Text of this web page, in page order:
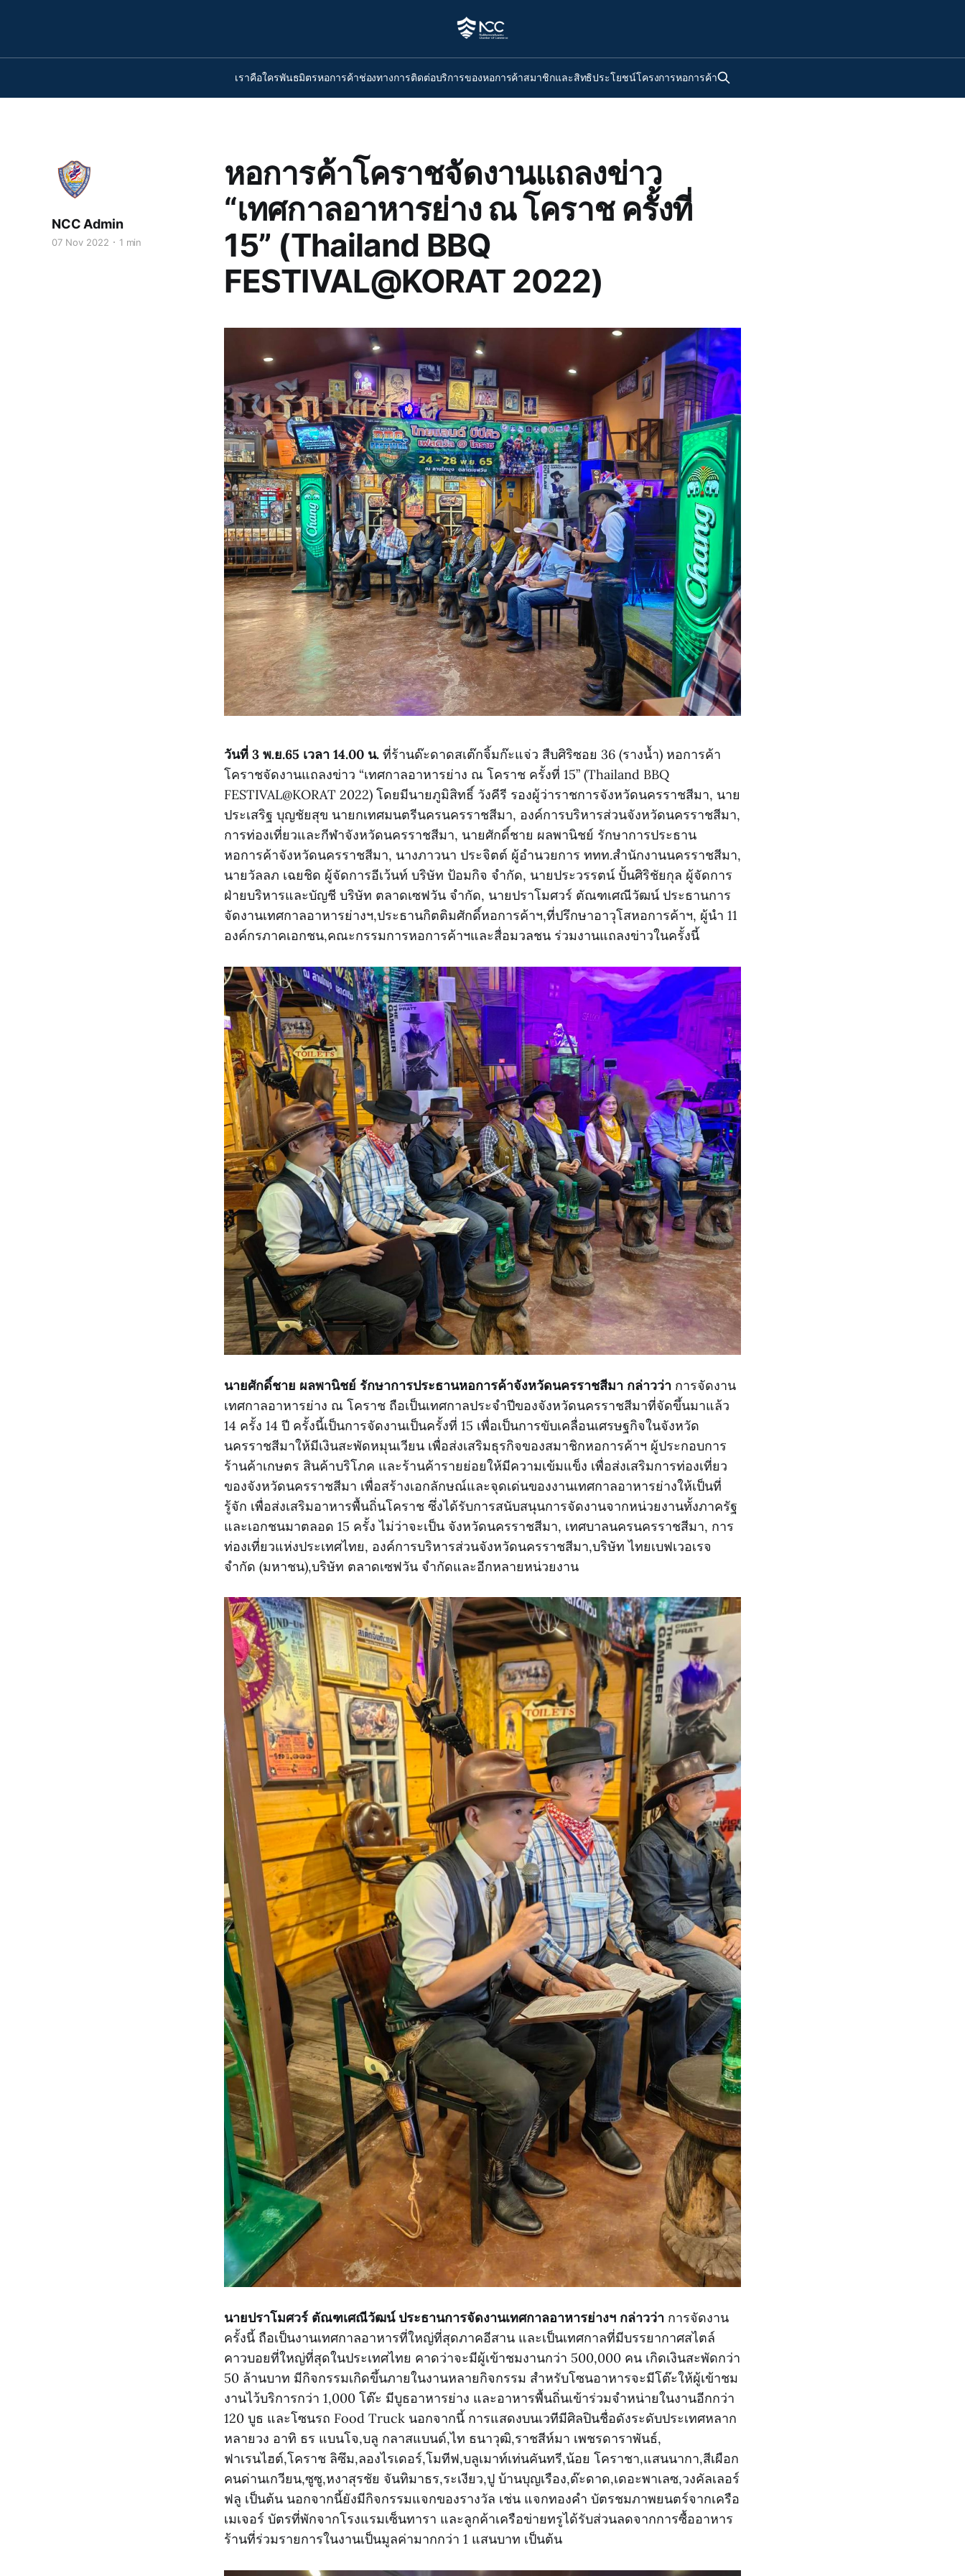
เราคือใครพันธมิตรหอการค้าช่องทางการติดต่อบริการของหอการค้าสมาชิกและสิทธิประโยชน์โครงการหอการค้า
หอการค้าโคราชจัดงานแถลงข่าว
“เทศกาลอาหารย่าง ณ โคราช ครั้งที่
15” (Thailand BBQ
FESTIVAL@KORAT 2022)
NCC Admin
07 Nov 2022 1 min
วันที่ 3 พ.ย.65 เวลา 14.00 น. ที่ร้านด๊ะดาดสเต๊กจิ้มก๊ะแจ่ว สืบศิริซอย 36 (รางน้ำ) หอการค้า
โคราชจัดงานแถลงข่าว “เทศกาลอาหารย่าง ณ โคราช ครั้งที่ 15” (Thailand BBQ
FESTIVAL@KORAT 2022) โดยมีนายภูมิสิทธิ์ วังคีรี รองผู้ว่าราชการจังหวัดนครราชสีมา, นาย
ประเสริฐ บุญชัยสุข นายกเทศมนตรีนครนครราชสีมา, องค์การบริหารส่วนจังหวัดนครราชสีมา,
การท่องเที่ยวและกีฬาจังหวัดนครราชสีมา, นายศักดิ์ชาย ผลพานิชย์ รักษาการประธาน
หอการค้าจังหวัดนครราชสีมา, นางภาวนา ประจิตต์ ผู้อำนวยการ ททท.สำนักงานนครราชสีมา,
นายวัลลภ เฉยชิด ผู้จัดการอีเว้นท์ บริษัท ป้อมกิจ จำกัด, นายประวรรตน์ ปั้นศิริชัยกุล ผู้จัดการ
ฝ่ายบริหารและบัญชี บริษัท ตลาดเซฟวัน จำกัด, นายปราโมศวร์ ตัณฑเศณีวัฒน์ ประธานการ
จัดงานเทศกาลอาหารย่างฯ,ประธานกิตติมศักดิ์หอการค้าฯ,ที่ปรึกษาอาวุโสหอการค้าฯ, ผู้นำ 11
องค์กรภาคเอกชน,คณะกรรมการหอการค้าฯและสื่อมวลชน ร่วมงานแถลงข่าวในครั้งนี้
นายศักดิ์ชาย ผลพานิชย์ รักษาการประธานหอการค้าจังหวัดนครราชสีมา กล่าวว่า การจัดงาน
เทศกาลอาหารย่าง ณ โคราช ถือเป็นเทศกาลประจำปีของจังหวัดนครราชสีมาที่จัดขึ้นมาแล้ว
14 ครั้ง 14 ปี ครั้งนี้เป็นการจัดงานเป็นครั้งที่ 15 เพื่อเป็นการขับเคลื่อนเศรษฐกิจในจังหวัด
นครราชสีมาให้มีเงินสะพัดหมุนเวียน เพื่อส่งเสริมธุรกิจของสมาชิกหอการค้าฯ ผู้ประกอบการ
ร้านค้าเกษตร สินค้าบริโภค และร้านค้ารายย่อยให้มีความเข้มแข็ง เพื่อส่งเสริมการท่องเที่ยว
ของจังหวัดนครราชสีมา เพื่อสร้างเอกลักษณ์และจุดเด่นของงานเทศกาลอาหารย่างให้เป็นที่
รู้จัก เพื่อส่งเสริมอาหารพื้นถิ่นโคราช ซึ่งได้รับการสนับสนุนการจัดงานจากหน่วยงานทั้งภาครัฐ
และเอกชนมาตลอด 15 ครั้ง ไม่ว่าจะเป็น จังหวัดนครราชสีมา, เทศบาลนครนครราชสีมา, การ
ท่องเที่ยวแห่งประเทศไทย, องค์การบริหารส่วนจังหวัดนครราชสีมา,บริษัท ไทยเบฟเวอเรจ
จำกัด (มหาชน),บริษัท ตลาดเซฟวัน จำกัดและอีกหลายหน่วยงาน
นายปราโมศวร์ ตัณฑเศณีวัฒน์ ประธานการจัดงานเทศกาลอาหารย่างฯ กล่าวว่า การจัดงาน
ครั้งนี้ ถือเป็นงานเทศกาลอาหารที่ใหญ่ที่สุดภาคอีสาน และเป็นเทศกาลที่มีบรรยากาศสไตล์
คาวบอยที่ใหญ่ที่สุดในประเทศไทย คาดว่าจะมีผู้เข้าชมงานกว่า 500,000 คน เกิดเงินสะพัดกว่า
50 ล้านบาท มีกิจกรรมเกิดขึ้นภายในงานหลายกิจกรรม สำหรับโซนอาหารจะมีโต๊ะให้ผู้เข้าชม
งานไว้บริการกว่า 1,000 โต๊ะ มีบูธอาหารย่าง และอาหารพื้นถิ่นเข้าร่วมจำหน่ายในงานอีกกว่า
120 บูธ และโซนรถ Food Truck นอกจากนี้ การแสดงบนเวทีมีศิลปินชื่อดังระดับประเทศหลาก
หลายวง อาทิ ธร แบนโจ,บลู กลาสแบนด์,ไท ธนาวุฒิ,ราชสีห์มา เพชรดาราพันธ์,
ฟาเรนไฮต์,โคราช ลิซึม,ลองไรเดอร์,โมทีฟ,บลูเมาท์เท่นคันทรี,น้อย โคราชา,แสนนากา,สีเผือก
คนด่านเกวียน,ซูซู,หงาสุรชัย จันทิมาธร,ระเงียว,ปู บ้านบุญเรือง,ด๊ะดาด,เดอะพาเลซ,วงคัลเลอร์
ฟลู เป็นต้น นอกจากนี้ยังมีกิจกรรมแจกของรางวัล เช่น แจกทองคำ บัตรชมภาพยนตร์จากเครือ
เมเจอร์ บัตรที่พักจากโรงแรมเซ็นทารา และลูกค้าเครือข่ายทรูได้รับส่วนลดจากการซื้ออาหาร
ร้านที่ร่วมรายการในงานเป็นมูลค่ามากกว่า 1 แสนบาท เป็นต้น